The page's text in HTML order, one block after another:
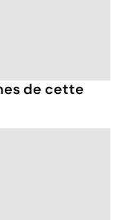
de cette